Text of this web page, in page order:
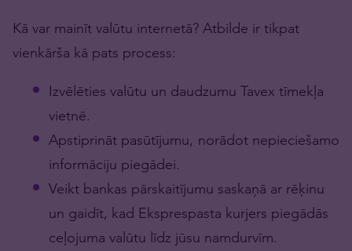
Kā var mainīt valūtu internetā? Atbilde ir tikpat
vienkārša kā pats process:
Izvēlēties valūtu un daudzumu Tavex tīmekļa
vietnē.
Apstiprināt pasūtījumu, norādot nepieciešamo
informāciju piegādei.
Veikt bankas pārskaitījumu saskaņā ar rēķinu
un gaidīt, kad Eksprespasta kurjers piegādās
ceļojuma valūtu līdz jūsu namdurvīm.